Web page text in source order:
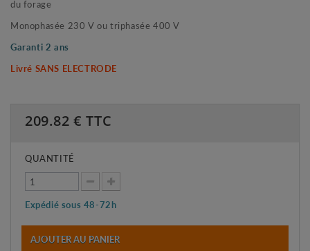
du forage
Monophasée 230 V ou triphasée 400 V
Garanti 2 ans
Livré SANS ELECTRODE
209.82 € TTC
QUANTITÉ
Expédié sous 48-72h
AJOUTER AU PANIER